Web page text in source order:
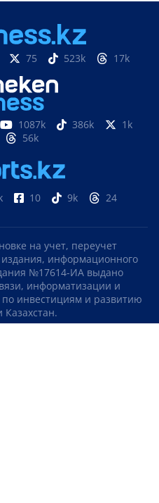
75 523k 17k
1087k 386k
1k
56k
10 9k 24
на учет, переучет
издания, информационного
№17614-ИА выдано
информатизации и
инвестициям и развитию
Казахстан.